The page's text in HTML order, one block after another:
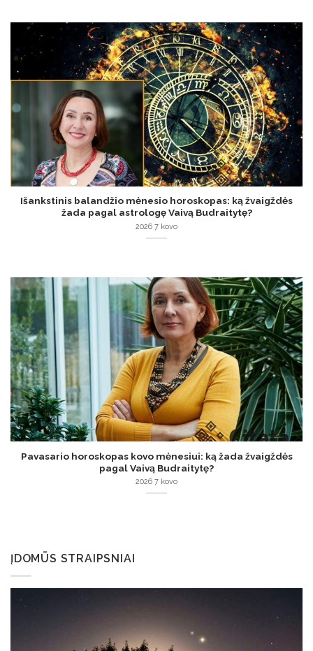
Išankstinis balandžio mėnesio horoskopas: ką žvaigždės
žada pagal astrologę Vaivą Budraitytę?
2026 7 kovo
Pavasario horoskopas kovo mėnesiui: ką žada žvaigždės
pagal Vaivą Budraitytę?
2026 7 kovo
ĮDOMŪS STRAIPSNIAI